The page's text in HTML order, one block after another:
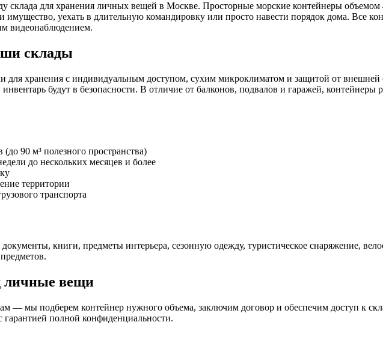
склада для хранения личных вещей в Москве. Просторные морские контейнеры
имущество, уехать в длительную командировку или просто навести порядок дома. Все
видеонаблюдением.
склады
хранения с индивидуальным доступом, сухим микроклиматом и защитой от
будут в безопасности. В отличие от балконов, подвалов и гаражей,
90 м³ полезного пространства)
до нескольких месяцев и более
территории
транспорта
книги, предметы интерьера, сезонную одежду, туристическое снаряжение,
личные вещи
— мы подберем контейнер нужного объема, заключим договор и обеспечим доступ к
гарантией полной конфиденциальности.